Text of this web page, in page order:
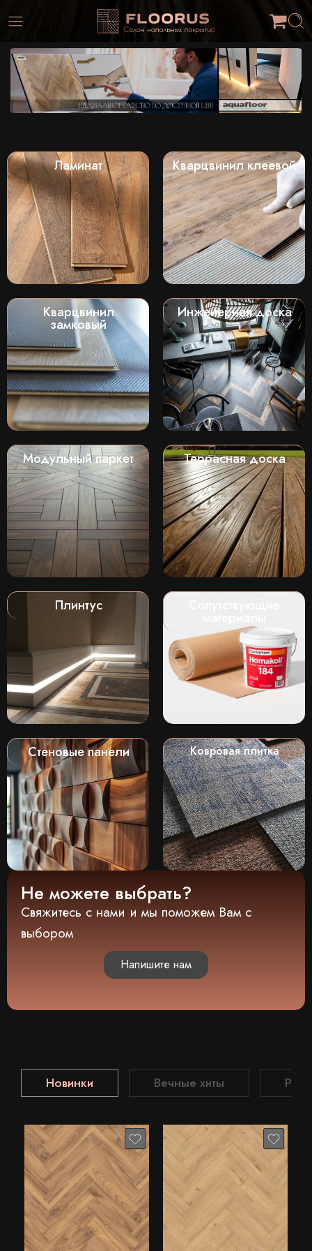
Ламинат Кварцвинил клеевой
Кварцвинил
замковый
Инженерная доска
Модульный паркет Террасная доска
Плинтус
Стеновые панели Ковровая плитка
Не можете выбрать?
Свяжитесь с нами и мы поможем Вам с
выбором
Напишите нам
Новинки Вечные хиты